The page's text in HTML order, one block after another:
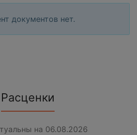
документов нет.
Расценки
на 06.08.2026